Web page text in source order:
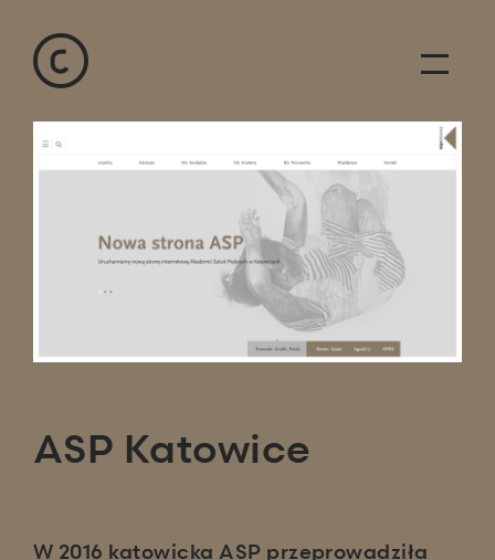
ASP Katowice
W 2016 katowicka ASP przeprowadziła